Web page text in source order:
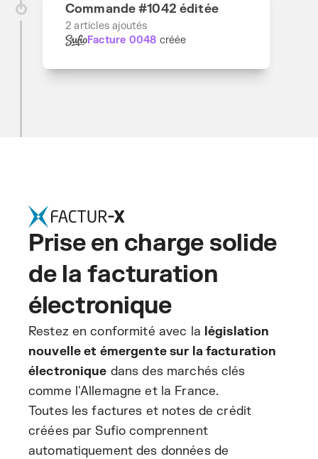
Commande #1042 éditée
2 articles ajoutés
Facture 0048 créée
Prise en charge solide
de la facturation
électronique
Restez en conformité avec la législation
nouvelle et émergente sur la facturation
électronique dans des marchés clés
comme l'Allemagne et la France.
Toutes les factures et notes de crédit
créées par Sufio comprennent
automatiquement des données de